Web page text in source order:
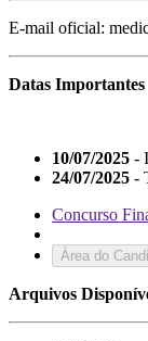
E-mail oficial:
Datas Importantes
10/07/2025 -
24/07/2025 -
Concurso
Área do
Arquivos